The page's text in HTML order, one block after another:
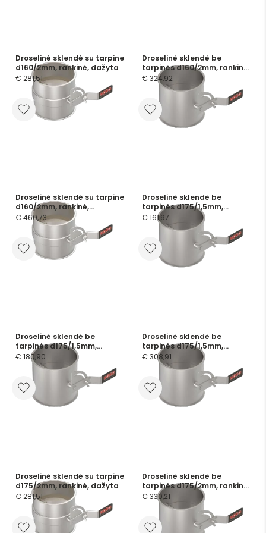
Droselinė sklendė su tarpine
d160/2mm, rankinė, dažyta
€ 281,51
Droselinė sklendė be
tarpinės d160/2mm, rankinė,
nerūdijančio plieno
€ 324,92
Droselinė sklendė su tarpine
d160/2mm, rankinė,
nerūdijančio plieno
€ 460,73
Droselinė sklendė be
tarpinės d175/1,5mm,
rankinė, dažyta
€ 161,97
Droselinė sklendė be
tarpinės d175/1,5mm,
rankinė, cinkuota
€ 180,90
Droselinė sklendė be
tarpinės d175/1,5mm,
rankinė, nerūdijančio plieno
€ 308,91
Droselinė sklendė su tarpine
d175/2mm, rankinė, dažyta
€ 281,51
Droselinė sklendė be
tarpinės d175/2mm, rankinė,
nerūdijančio plieno
€ 330,21